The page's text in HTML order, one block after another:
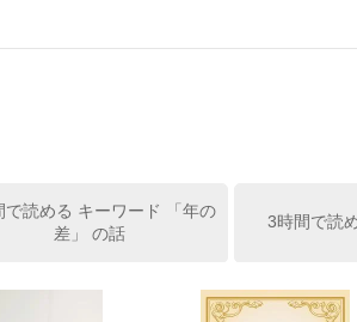
き出す。
いか』といきなりプロポーズをしてきた上
なぜか想像以上に甘くて……🐥💓🦅
で読める キーワード 「年の
差」 の話
3時間で読